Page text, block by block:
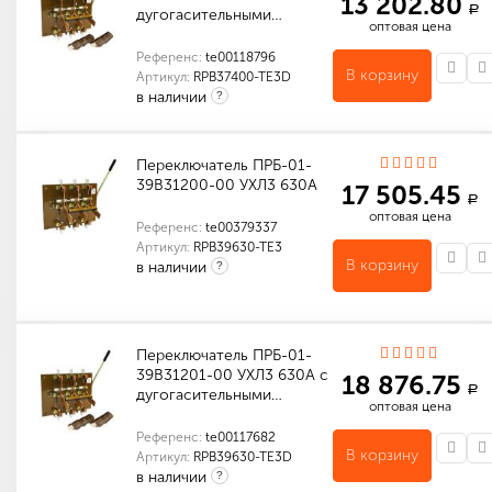
дугогасительными…
Референс: te00118796
Артикул: RPB37400-TE3D
в наличии ?
a
оптовая цена
В корзину
Переключатель ПРБ-01-
39В31200-00 УХЛ3 630А
Референс: te00379337
Артикул: RPB39630-TE3
в наличии ?
17 505.45 a
оптовая цена
В корзину
Переключатель ПРБ-01-
39В31201-00 УХЛ3 630А с
дугогасительными…
Референс: te00117682
Артикул: RPB39630-TE3D
в наличии ?
18 876.75 a
оптовая цена
В корзину